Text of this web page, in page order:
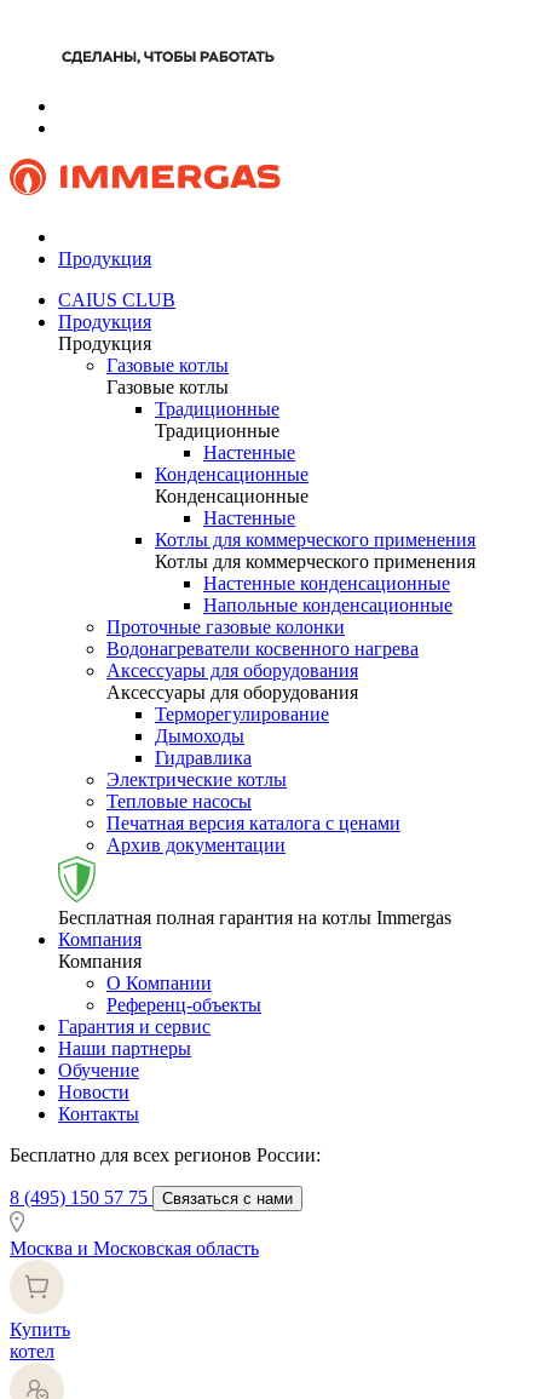
Продукция
CAIUS CLUB
Продукция
Продукция
Газовые котлы
Газовые котлы
Традиционные
Традиционные
Настенные
Конденсационные
Конденсационные
Настенные
Котлы для коммерческого применения
Котлы для коммерческого применения
Настенные конденсационные
Напольные конденсационные
Проточные газовые колонки
Водонагреватели косвенного нагрева
Аксессуары для оборудования
Аксессуары для оборудования
Терморегулирование
Дымоходы
Гидравлика
Электрические котлы
Тепловые насосы
Печатная версия каталога с ценами
Архив документации
Бесплатная полная гарантия на котлы Immergas
Компания
Компания
О Компании
Референц-объекты
Гарантия и сервис
Наши партнеры
Обучение
Новости
Контакты
Бесплатно для всех регионов России:
8 (495) 150 57 75 Связаться с нами
Москва и Московская область
Купить
котел